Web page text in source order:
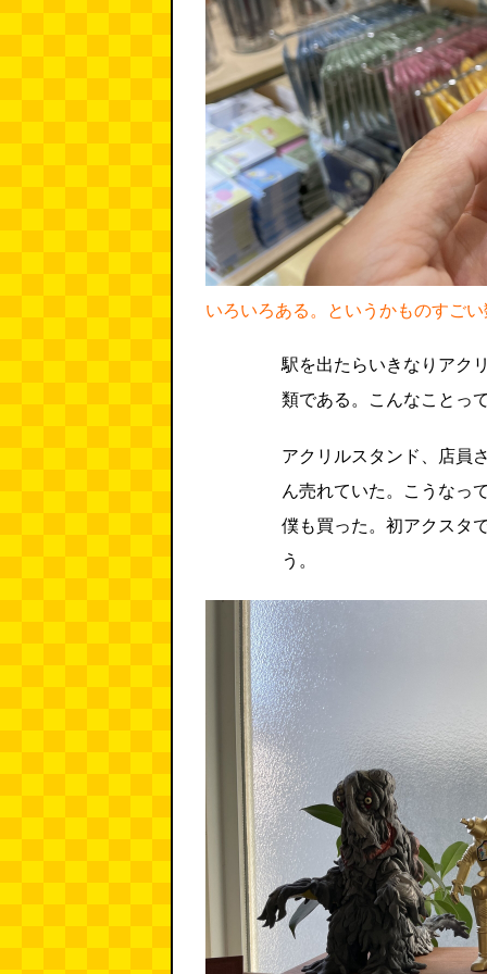
いろいろある。というかものすご
駅を出たらいきなりアク
類である。こんなことっ
アクリルスタンド、店員
ん売れていた。こうなっ
僕も買った。初アクスタ
う。